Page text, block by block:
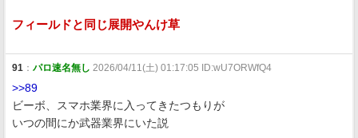
フィールドと同じ展開やんけ草
91 ： パロ速名無し 2026/04/11(土) 01:17:05 ID:wU7ORWfQ4
>>89
ビーボ、スマホ業界に入ってきたつもりが
いつの間にか武器業界にいた説